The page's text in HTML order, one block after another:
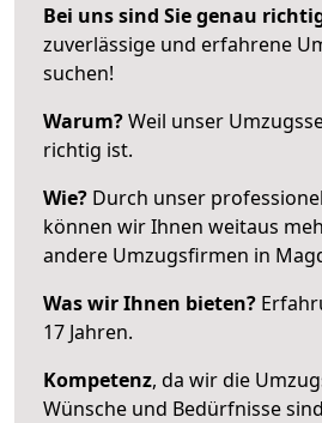
Bei uns sind Sie genau
zuverlässige und erfahrene
suchen!
Warum?Weil unser
richtig ist.
Wie? Durch unser
können wir Ihnen weitaus
andere Umzugsfirmen in
Was wir Ihnen bieten?
17 Jahren.
Kompetenz, da wir die
Wünsche und Bedürfnisse